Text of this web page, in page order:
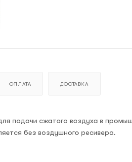
ОПЛАТА ДОСТАВКА
подачи сжатого воздуха в
без воздушного ресивера.